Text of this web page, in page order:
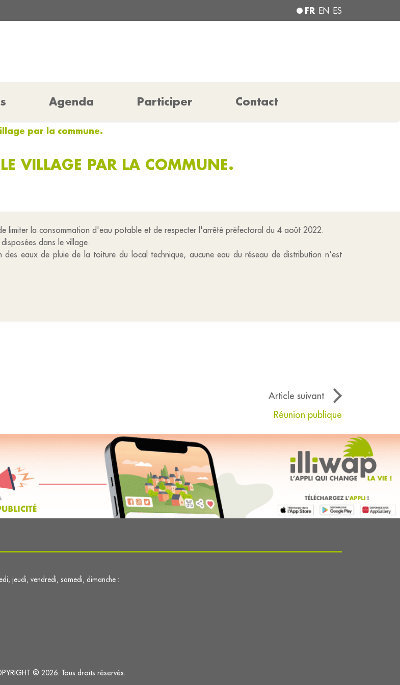
FR EN ES
Agenda Participer Contact
par la commune.
VILLAGE PAR LA COMMUNE.
limiter la consommation d'eau potable et de respecter l'arrêté préfectoral du 4 août 2022.
dans le village.
eaux de pluie de la toiture du local technique, aucune eau du réseau de distribution n'est
Article suivant
Réunion publique
jeudi, vendredi, samedi, dimanche :
© 2026. Tous droits réservés.